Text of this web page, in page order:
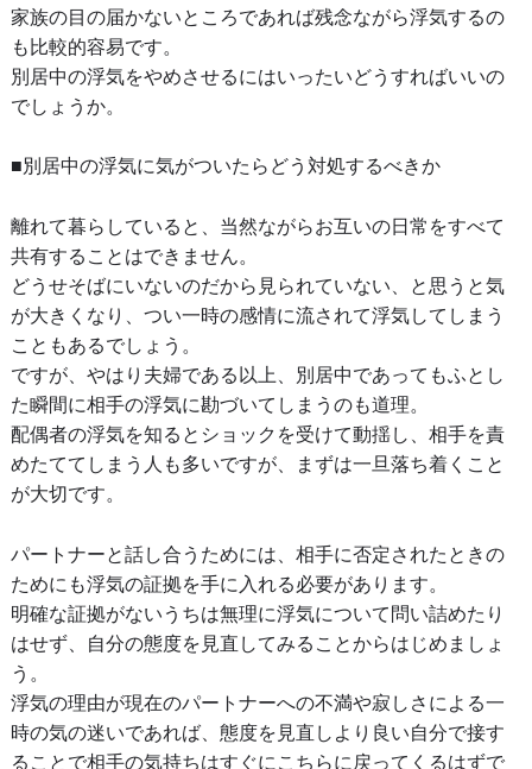
家族の目の届かないところであれば残念ながら浮気するの
も比較的容易です。
別居中の浮気をやめさせるにはいったいどうすればいいの
でしょうか。
■別居中の浮気に気がついたらどう対処するべきか
離れて暮らしていると、当然ながらお互いの日常をすべて
共有することはできません。
どうせそばにいないのだから見られていない、と思うと気
が大きくなり、つい一時の感情に流されて浮気してしまう
こともあるでしょう。
ですが、やはり夫婦である以上、別居中であってもふとし
た瞬間に相手の浮気に勘づいてしまうのも道理。
配偶者の浮気を知るとショックを受けて動揺し、相手を責
めたててしまう人も多いですが、まずは一旦落ち着くこと
が大切です。
パートナーと話し合うためには、相手に否定されたときの
ためにも浮気の証拠を手に入れる必要があります。
明確な証拠がないうちは無理に浮気について問い詰めたり
はせず、自分の態度を見直してみることからはじめましょ
う。
浮気の理由が現在のパートナーへの不満や寂しさによる一
時の気の迷いであれば、態度を見直しより良い自分で接す
ることで相手の気持ちはすぐにこちらに戻ってくるはずで